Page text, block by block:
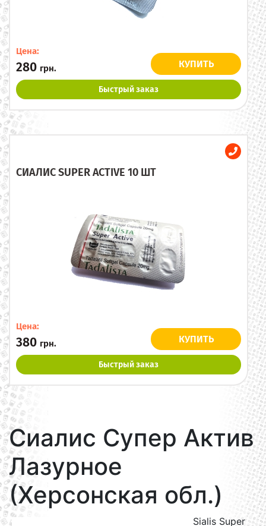
Цена:
280 грн. КУПИТЬ
Быстрый заказ
СИАЛИС SUPER ACTIVE 10 ШТ
Цена:
380 грн. КУПИТЬ
Быстрый заказ
Сиалис Супер Актив
Лазурное
(Херсонская обл.)
Sialis Super